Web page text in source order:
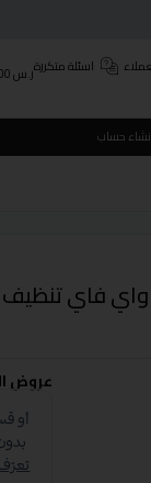
اسئلة متكررةر.س0.00
حساب
عروض